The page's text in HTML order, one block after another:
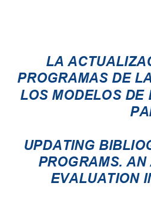
LA
PROGRAMAS DE
LOS MODELOS DE
UPDATING
PROGRAMS.
EVALUATION